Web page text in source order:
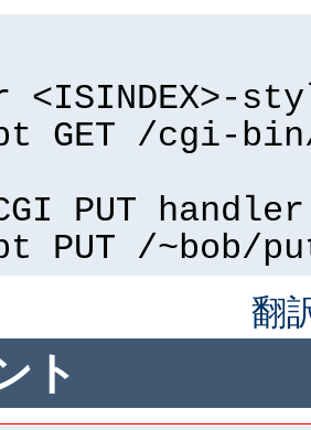
<ISINDEX>-
GET /cgi-
PUT handler
PUT /~bob/
翻
ト